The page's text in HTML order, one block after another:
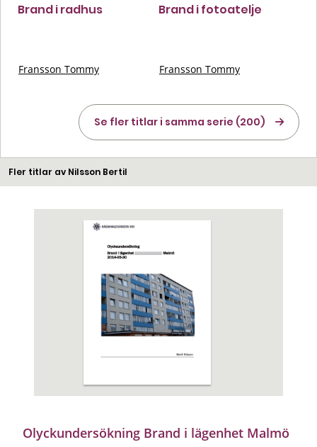
Brand i radhus
Fransson Tommy
Brand i fotoatelje
Fransson Tommy
Se fler titlar i samma serie (200)
Fler titlar av Nilsson Bertil
Olyckundersökning Brand i lägenhet Malmö